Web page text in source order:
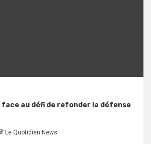
face au défi de refonder la défense
Le Quotidien News